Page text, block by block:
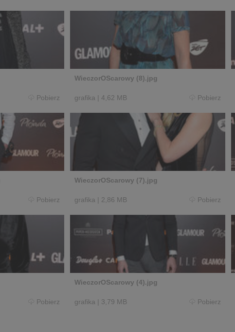
Pobierz
WieczorOScarowy (8).jpg
grafika | 4,62 MB Pobierz
Pobierz
WieczorOScarowy (7).jpg
grafika | 2,86 MB Pobierz
Pobierz
WieczorOScarowy (4).jpg
grafika | 3,79 MB Pobierz